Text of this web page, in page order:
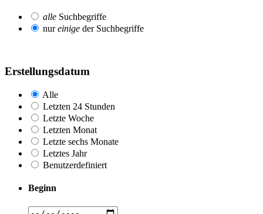
alle Suchbegriffe
nureinige der Suchbegriffe
Erstellungsdatum
Alle
Letzten 24 Stunden
Letzte Woche
Letzten Monat
Letzte sechs Monate
Letztes Jahr
Benutzerdefiniert
Beginn